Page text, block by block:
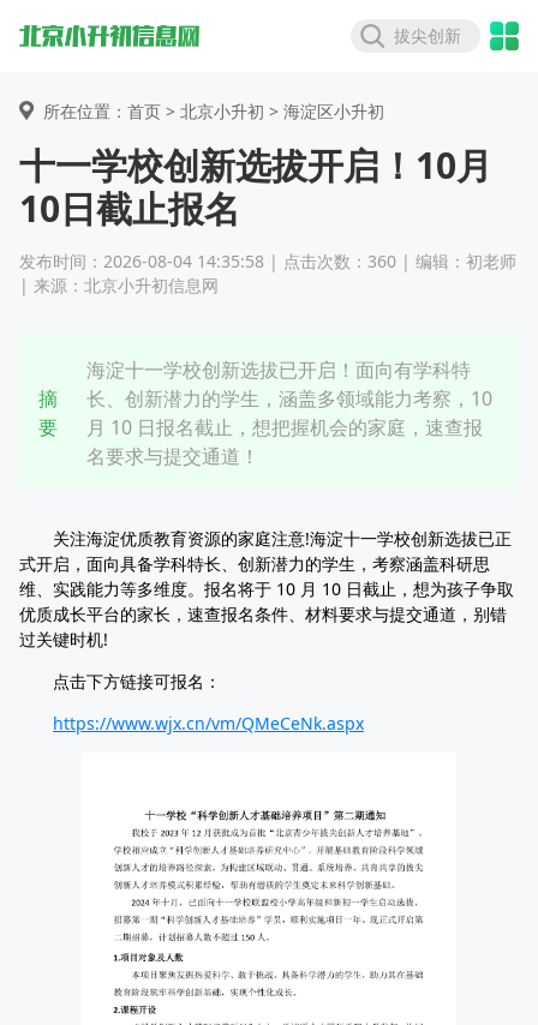
拔尖创新
所在位置：首页 > 北京小升初 > 海淀区小升初
十一学校创新选拔开启！10月
10日截止报名
发布时间：2026-08-04 14:35:58 | 点击次数：360 | 编辑：初老师
| 来源：北京小升初信息网
摘
要
海淀十一学校创新选拔已开启！面向有学科特
长、创新潜力的学生，涵盖多领域能力考察，10
月 10 日报名截止，想把握机会的家庭，速查报
名要求与提交通道！
关注海淀优质教育资源的家庭注意!海淀十一学校创新选拔已正
式开启，面向具备学科特长、创新潜力的学生，考察涵盖科研思
维、实践能力等多维度。报名将于 10 月 10 日截止，想为孩子争取
优质成长平台的家长，速查报名条件、材料要求与提交通道，别错
过关键时机!
点击下方链接可报名：
https://www.wjx.cn/vm/QMeCeNk.aspx